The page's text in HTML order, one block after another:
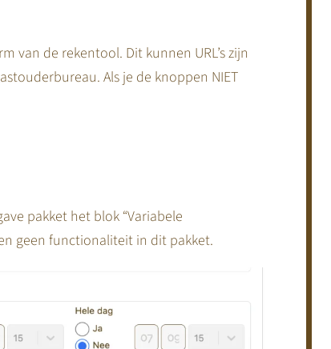
van de rekentool. Dit kunnen URL’s zijn
Als je de knoppen NIET
pakket het blok “Variabele
geen functionaliteit in dit pakket.